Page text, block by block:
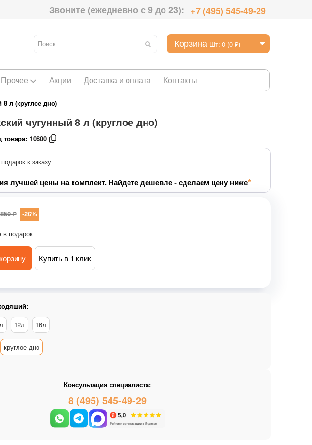
Звоните (ежедневно с 9 до 23): +7 (495) 545-49-29
Корзина Шт: 0 (0 ₽)
Прочее Акции Доставка и оплата Контакты
8 л (круглое дно)
чугунный 8 л (круглое дно)
товара: 10800
к заказу
лучшей цены на комплект. Найдете дешевле - сделаем цену ниже
₽ -26%
в подарок
Купить в 1 клик
12л 16л
круглое дно
Консультация специалиста:
8 (495) 545-49-29